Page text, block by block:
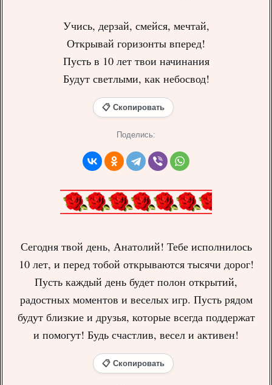
Учись, дерзай, смейся, мечтай,
Открывай горизонты вперед!
Пусть в 10 лет твои начинания
Будут светлыми, как небосвод!
📋 Скопировать
Поделись:
Сегодня твой день, Анатолий! Тебе исполнилось
10 лет, и перед тобой открываются тысячи дорог!
Пусть каждый день будет полон открытий,
радостных моментов и веселых игр. Пусть рядом
будут близкие и друзья, которые всегда поддержат
и помогут! Будь счастлив, весел и активен!
📋 Скопировать